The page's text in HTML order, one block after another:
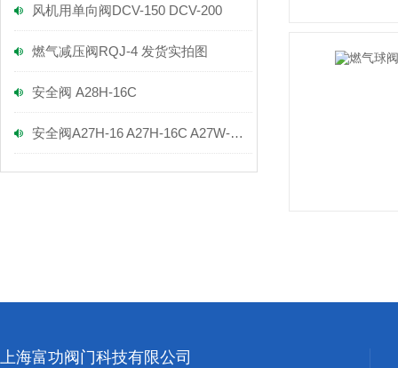
风机用单向阀DCV-150 DCV-200
燃气减压阀RQJ-4 发货实拍图
安全阀 A28H-16C
安全阀A27H-16 A27H-16C A27W-16T
上海富功阀门科技有限公司